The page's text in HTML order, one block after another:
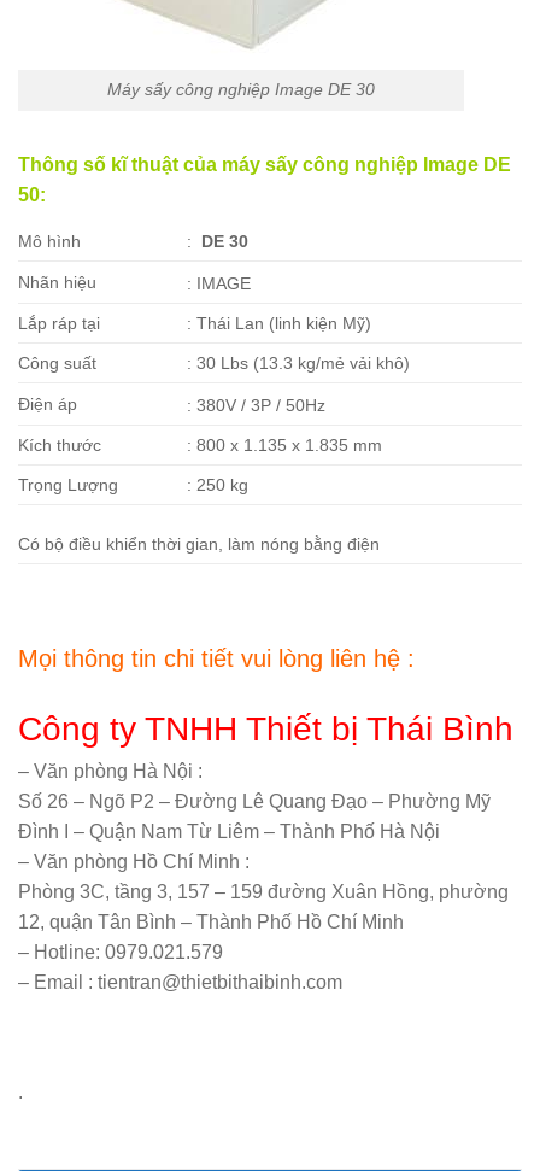
Máy sấy công nghiệp Image DE 30
Thông số kĩ thuật của máy sấy công nghiệp Image DE
50:
Mô hình : DE 30
Nhãn hiệu : IMAGE
Lắp ráp tại : Thái Lan (linh kiện Mỹ)
Công suất : 30 Lbs (13.3 kg/mẻ vải khô)
Điện áp : 380V / 3P / 50Hz
Kích thước : 800 x 1.135 x 1.835 mm
Trọng Lượng : 250 kg
Có bộ điều khiển thời gian, làm nóng bằng điện
Mọi thông tin chi tiết vui lòng liên hệ :
Công ty TNHH Thiết bị Thái Bình
– Văn phòng Hà Nội :
Số 26 – Ngõ P2 – Đường Lê Quang Đạo – Phường Mỹ
Đình I – Quận Nam Từ Liêm – Thành Phố Hà Nội
– Văn phòng Hồ Chí Minh :
Phòng 3C, tầng 3, 157 – 159 đường Xuân Hồng, phường
12, quận Tân Bình – Thành Phố Hồ Chí Minh
– Hotline: 0979.021.579
– Email : tientran@thietbithaibinh.com
.